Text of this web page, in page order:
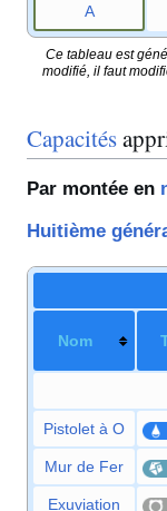
A
Ce tableau est
modifié, il faut
Capacités
Par montée en
Huitième
Nom
Pistolet à O
Mur de Fer
Exuviation